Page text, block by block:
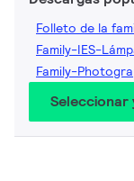
Folleto de la
Family-IES-
Family-